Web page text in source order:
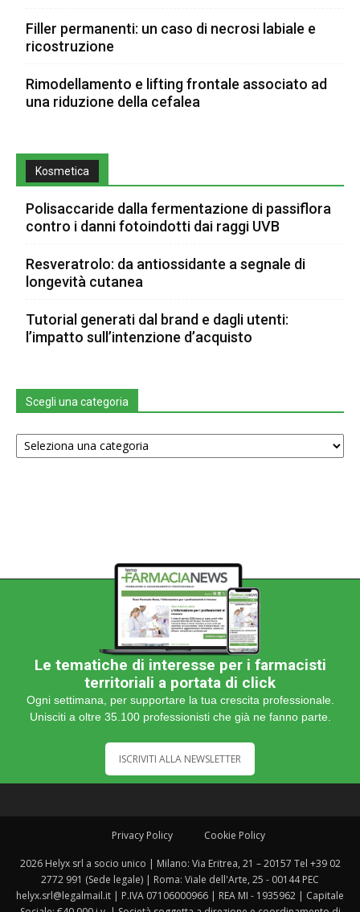
Filler permanenti: un caso di necrosi labiale e
ricostruzione
Rimodellamento e lifting frontale associato ad
una riduzione della cefalea
Kosmetica
Polisaccaride dalla fermentazione di passiflora
contro i danni fotoindotti dai raggi UVB
Resveratrolo: da antiossidante a segnale di
longevità cutanea
Tutorial generati dal brand e dagli utenti:
l’impatto sull’intenzione d’acquisto
Scegli una categoria
Scegli
una
Le tematiche di interesse per i farmacisti
territoriali a portata di click
Ogni settimana, per supportare la tua crescita professionale.
Unisciti a oltre 35.100 professionisti che già ne fanno parte.
ISCRIVITI ALLA NEWSLETTER
Privacy Policy Cookie Policy
2026 Helyx srl a socio unico | Milano: Via Eritrea, 21 – 20157 Tel +39 02
2772 991 (Sede legale) | Roma: Viale dell'Arte, 25 - 00144 PEC
helyx.srl@legalmail.it | P.IVA 07106000966 | REA MI - 1935962 | Capitale